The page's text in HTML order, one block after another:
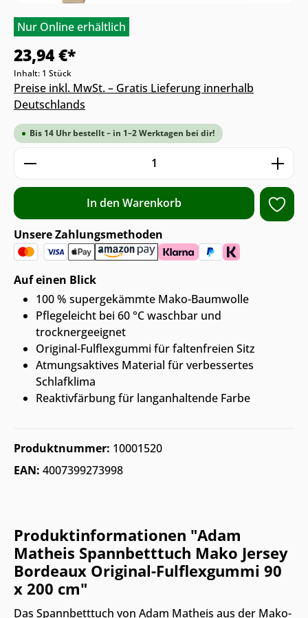
Nur Online erhältlich
23,94 €*
Inhalt: 1 Stück
Preise inkl. MwSt. – Gratis Lieferung innerhalb
Deutschlands
Bis 14 Uhr bestellt – in 1–2 Werktagen bei dir!
Produkt Anzahl: Gib den
In den Warenkorb
Unsere Zahlungsmethoden
Auf einen Blick
100 % supergekämmte Mako-Baumwolle
Pflegeleicht bei 60 °C waschbar und
trocknergeeignet
Original-Fulflexgummi für faltenfreien Sitz
Atmungsaktives Material für verbessertes
Schlafklima
Reaktivfärbung für langanhaltende Farbe
Produktnummer: 10001520
EAN: 4007399273998
Produktinformationen "Adam
Matheis Spannbetttuch Mako Jersey
Bordeaux Original-Fulflexgummi 90
x 200 cm"
Das Spannbetttuch von Adam Matheis aus der Mako-